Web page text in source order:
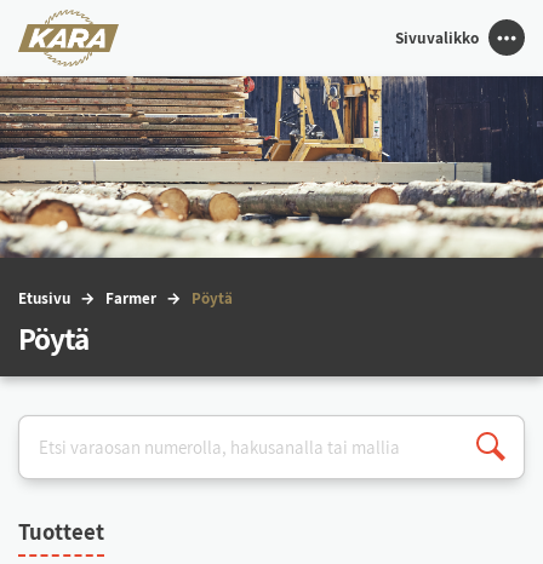
Sivuvalikko
Etu­si­vu Far­mer Pöy­tä
Pöytä
Tuot­teet